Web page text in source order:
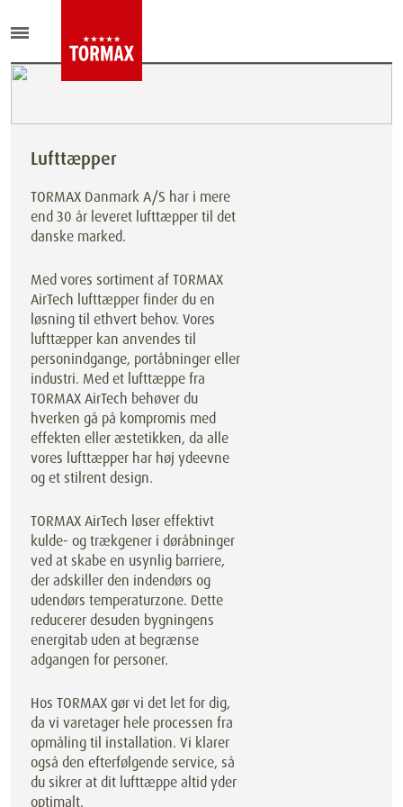
Lufttæpper
TORMAX Danmark A/S har i mere
end 30 år leveret lufttæpper til det
danske marked.
Med vores sortiment af TORMAX
AirTech lufttæpper finder du en
løsning til ethvert behov. Vores
lufttæpper kan anvendes til
personindgange, portåbninger eller
industri. Med et lufttæppe fra
TORMAX AirTech behøver du
hverken gå på kompromis med
effekten eller æstetikken, da alle
vores lufttæpper har høj ydeevne
og et stilrent design.
TORMAX AirTech løser effektivt
kulde- og trækgener i døråbninger
ved at skabe en usynlig barriere,
der adskiller den indendørs og
udendørs temperaturzone. Dette
reducerer desuden bygningens
energitab uden at begrænse
adgangen for personer.
Hos TORMAX gør vi det let for dig,
da vi varetager hele processen fra
opmåling til installation. Vi klarer
også den efterfølgende service, så
du sikrer at dit lufttæppe altid yder
optimalt.